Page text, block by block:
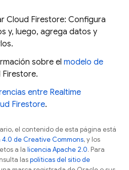
Cloud Firestore: Configura
y, luego, agrega datos y
sobre el modelo de
Firestore.
entre Realtime
Firestore.
el contenido de esta página está
de Creative Commons, y los
a la licencia Apache 2.0. Para
laspolíticas del sitio de